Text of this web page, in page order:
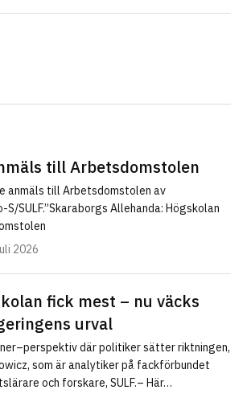
till Arbetsdomstolen
anmäls till Arbetsdomstolen av
SULF.”Skaraborgs Allehanda: Högskolan
2026
fick mest – nu väcks
urval
där politiker sätter riktningen,
som är analytiker på fackförbundet
och forskare, SULF.– Här…